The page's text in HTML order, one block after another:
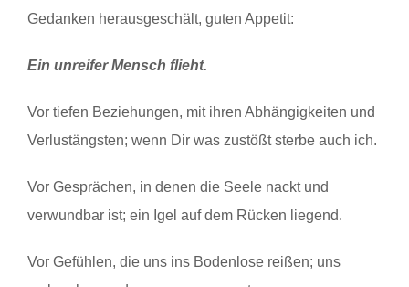
Gedanken herausgeschält, guten Appetit:
Ein unreifer Mensch flieht.
Vor tiefen Beziehungen, mit ihren Abhängigkeiten und
Verlustängsten; wenn Dir was zustößt sterbe auch ich.
Vor Gesprächen, in denen die Seele nackt und
verwundbar ist; ein Igel auf dem Rücken liegend.
Vor Gefühlen, die uns ins Bodenlose reißen; uns